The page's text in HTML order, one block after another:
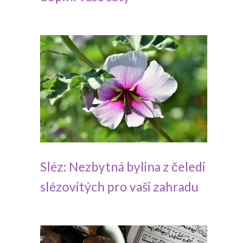
Sléz: Nezbytná bylina z čeledi
slézovitých pro vaši zahradu